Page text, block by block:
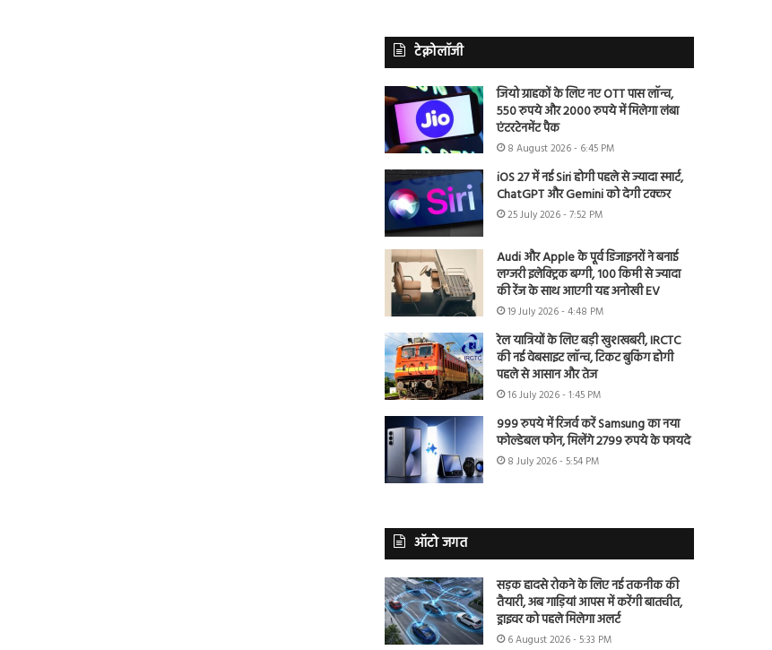
टेक्नोलॉजी
जियो ग्राहकों के लिए नए OTT पास लॉन्च,
550 रुपये और 2000 रुपये में मिलेगा लंबा
एंटरटेनमेंट पैक
8 August 2026 - 6:45 PM
iOS 27 में नई Siri होगी पहले से ज्यादा स्मार्ट,
ChatGPT और Gemini को देगी टक्कर
25 July 2026 - 7:52 PM
Audi और Apple के पूर्व डिजाइनरों ने बनाई
लग्जरी इलेक्ट्रिक बग्गी, 100 किमी से ज्यादा
की रेंज के साथ आएगी यह अनोखी EV
19 July 2026 - 4:48 PM
रेल यात्रियों के लिए बड़ी खुशखबरी, IRCTC
की नई वेबसाइट लॉन्च, टिकट बुकिंग होगी
पहले से आसान और तेज
16 July 2026 - 1:45 PM
999 रुपये में रिजर्व करें Samsung का नया
फोल्डेबल फोन, मिलेंगे 2799 रुपये के फायदे
8 July 2026 - 5:54 PM
ऑटो जगत
सड़क हादसे रोकने के लिए नई तकनीक की
तैयारी, अब गाड़ियां आपस में करेंगी बातचीत,
ड्राइवर को पहले मिलेगा अलर्ट
6 August 2026 - 5:33 PM